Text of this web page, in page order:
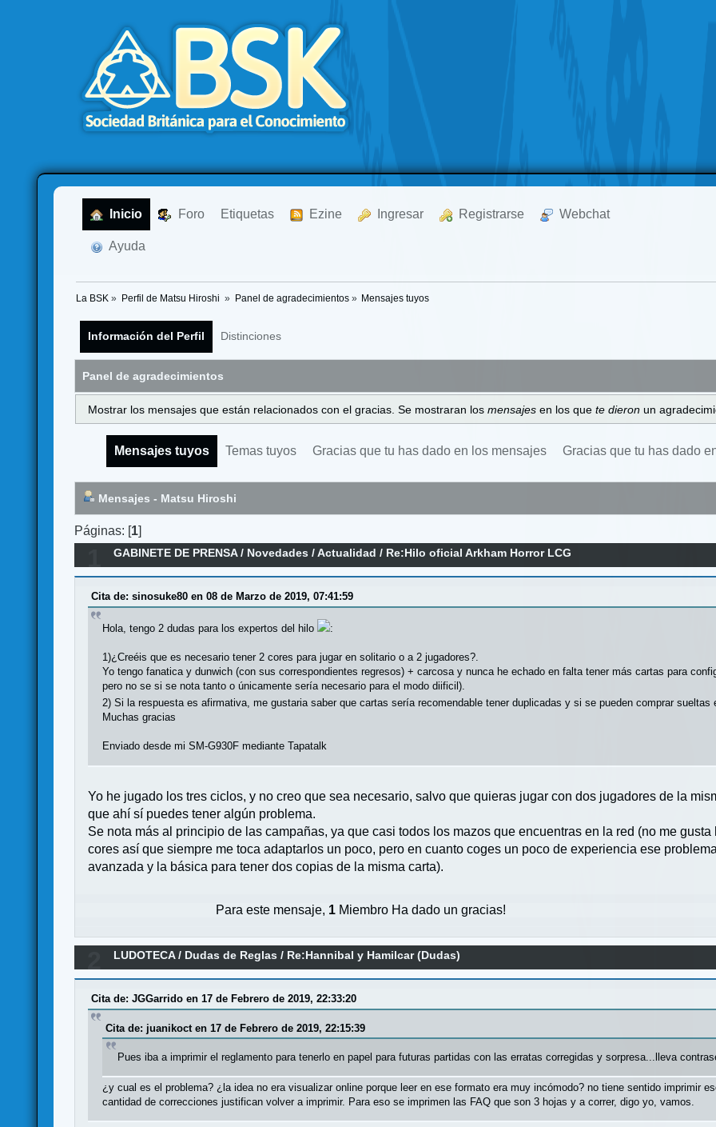
Inicio Foro Etiquetas Ezine Ingresar Registrarse Webchat
Ayuda
La BSK » Perfil de Matsu Hiroshi » Panel de agradecimientos» Mensajes tuyos
Información del Perfil Distinciones
Panel de agradecimientos
Mostrar los mensajes que están relacionados con el gracias. Se mostraran los mensajes en los que te dieron un
Mensajes tuyos Temas tuyos Gracias que tu has dado en los mensajes Gracias que tu has dado
Mensajes - Matsu Hiroshi
Páginas: [1]
GABINETE DE PRENSA/ Novedades / Actualidad / Re:Hilo oficial Arkham Horror LCG
Cita de: sinosuke80 en 08 de Marzo de 2019, 07:41:59
Hola, tengo 2 dudas para los expertos del hilo :
1)¿Creéis que es necesario tener 2 cores para jugar en solitario o a 2 jugadores?.
Yo tengo fanatica y dunwich (con sus correspondientes regresos) + carcosa y nunca he echado en falta tener más cartas para
pero no se si se nota tanto o únicamente sería necesario para el modo diificil).
2) Si la respuesta es afirmativa, me gustaria saber que cartas sería recomendable tener duplicadas y si se pueden comprar sueltas
Muchas gracias
Enviado desde mi SM-G930F mediante Tapatalk
Yo he jugado los tres ciclos, y no creo que sea necesario, salvo que quieras jugar con dos jugadores de la
que ahí sí puedes tener algún problema.
Se nota más al principio de las campañas, ya que casi todos los mazos que encuentras en la red (no me
cores así que siempre me toca adaptarlos un poco, pero en cuanto coges un poco de experiencia ese
avanzada y la básica para tener dos copias de la misma carta).
Para este mensaje, 1 Miembro Ha dado un gracias!
LUDOTECA/ Dudas de Reglas / Re:Hannibal y Hamilcar (Dudas)
Cita de: JGGarrido en 17 de Febrero de 2019, 22:33:20
Cita de: juanikoct en 17 de Febrero de 2019, 22:15:39
Pues iba a imprimir el reglamento para tenerlo en papel para futuras partidas con las erratas corregidas y sorpresa...lleva
¿y cual es el problema? ¿la idea no era visualizar online porque leer en ese formato era muy incómodo? no tiene sentido imprimir
cantidad de correcciones justifican volver a imprimir. Para eso se imprimen las FAQ que son 3 hojas y a correr, digo yo, vamos.